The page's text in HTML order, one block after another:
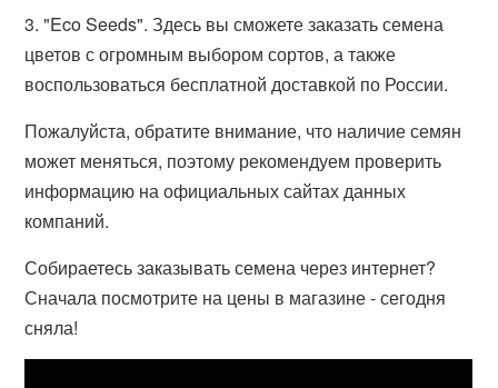
3. "Eco Seeds". Здесь вы сможете заказать семена
цветов с огромным выбором сортов, а также
воспользоваться бесплатной доставкой по России.
Пожалуйста, обратите внимание, что наличие семян
может меняться, поэтому рекомендуем проверить
информацию на официальных сайтах данных
компаний.
Собираетесь заказывать семена через интернет?
Сначала посмотрите на цены в магазине - сегодня
сняла!